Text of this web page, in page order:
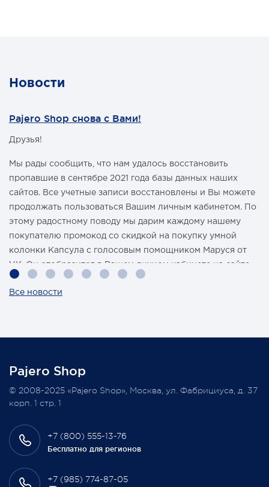
Новости
Pajero Shop снова с Вами!
Друзья!
Мы рады сообщить, что нам удалось восстановить
пропавшие в сентябре 2021 года базы данных наших
сайтов. Все учетные записи восстановлены и Вы можете
продолжать пользоваться Вашим личным кабинетом. По
этому радостному поводу мы дарим каждому нашему
покупателю промокод со скидкой на покупку умной
колонки Капсула с голосовым помощником Маруся от
VK. Он отобразится в Вашем личном кабинете на сайте
магазина Pajero Shop 14 февраля.
Всегда Ваш, Pajero Shop
3 февраля 2022
Все новости
Pajero Shop
+7 (800) 555-13-76
Бесплатно для регионов
+7 (985) 774-87-05
© 2008-2025 «Pajero Shop», Москва, ул. Фабрициуса, д. 37
корп. 1 стр. 1